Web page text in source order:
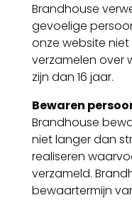
Brandhouse
gevoelige
onze website
verzamelen over
zijn dan 16 jaar.
Bewaren
Brandhouse
niet langer dan
realiseren
verzameld.
bewaartermijn